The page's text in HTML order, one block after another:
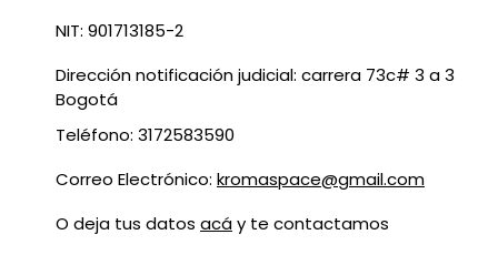
NIT: 901713185-2
Dirección notificación judicial: carrera 73c# 3 a 3
Bogotá
Teléfono: 3172583590
Correo Electrónico: kromaspace@gmail.com
O deja tus datos acáy te contactamos